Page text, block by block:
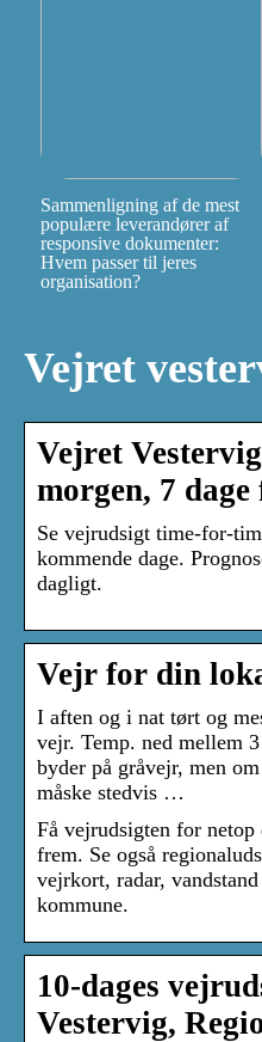
Sammenligning af de mest
populære leverandører af
responsive dokumenter:
Hvem passer til jeres
organisation?
Vejret
Vejret
morgen, 7
Se vejrudsigt time-for-
kommende dage.
dagligt.
Vejr for din
I aften og i nat tørt og
vejr. Temp. ned mellem
byder på gråvejr, men
måske stedvis …
Få vejrudsigten for
frem. Se også
vejrkort, radar,
kommune.
10-dages
Vestervig,